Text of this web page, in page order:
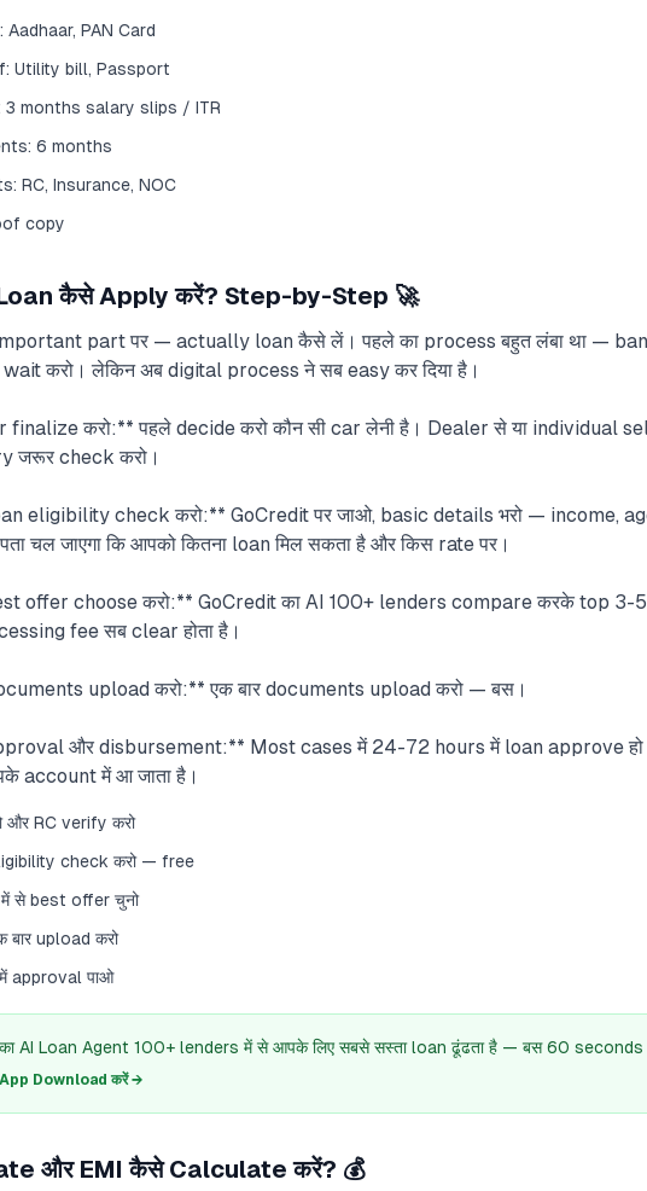
PAN Card
Utility bill, Passport
3 months salary slips / ITR
6 months
RC, Insurance, NOC
copy
कैसे Apply करें? Step-by-Step 🚀
part पर — actually loan कैसे लें। पहले का process बहुत लंबा था —
करो। लेकिन अब digital process ने सब easy कर दिया है।
finalize करो:** पहले decide करो कौन सी car लेनी है। Dealer से या individual
जरूर check करो।
eligibility check करो:** GoCredit पर जाओ, basic details भरो — income,
चल जाएगा कि आपको कितना loan मिल सकता है और किस rate पर।
offer choose करो:** GoCredit का AI 100+ lenders compare करके top 3-
fee सब clear होता है।
upload करो:** एक बार documents upload करो — बस।
और disbursement:** Most cases में 24-72 hours में loan approve हो
account में आ जाता है।
और RC verify करो
check करो — free
से best offer चुनो
upload करो
approval पाओ
AI Loan Agent 100+ lenders में से आपके लिए सबसे सस्ता loan ढूंढता है — बस 60
Download करें →
और EMI कैसे Calculate करें? 💰